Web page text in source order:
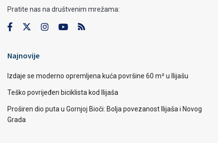
Pratite nas na društvenim mrežama:
Najnovije
Izdaje se moderno opremljena kuća površine 60 m² u Ilijašu
Teško povrijeđen biciklista kod Ilijaša
Proširen dio puta u Gornjoj Bioči: Bolja povezanost Ilijaša i Novog
Grada